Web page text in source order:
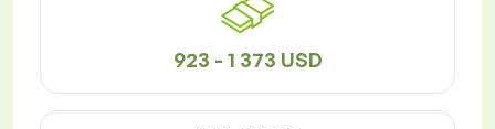
923 - 1 373 USD